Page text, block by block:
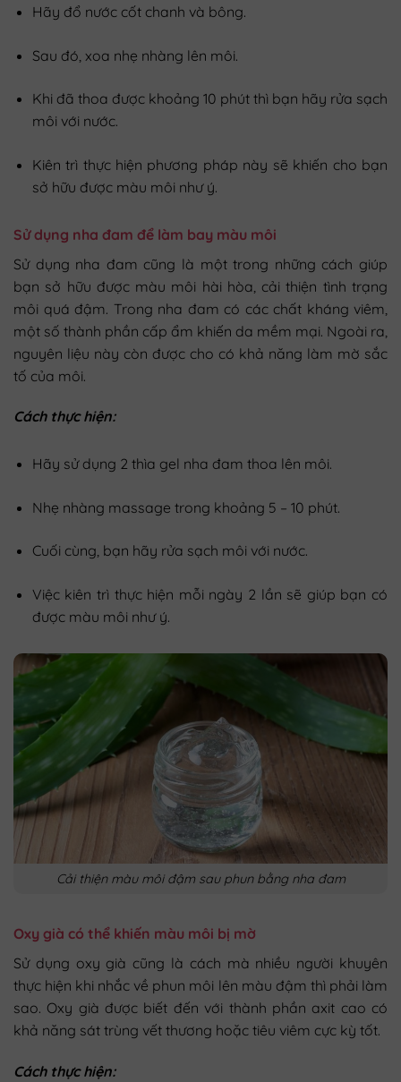
Hãy đổ nước cốt chanh và bông.
Sau đó, xoa nhẹ nhàng lên môi.
Khi đã thoa được khoảng 10 phút thì bạn hãy rửa sạch
môi với nước.
Kiên trì thực hiện phương pháp này sẽ khiến cho bạn
sở hữu được màu môi như ý.
Sử dụng nha đam để làm bay màu môi
Sử dụng nha đam cũng là một trong những cách giúp
bạn sở hữu được màu môi hài hòa, cải thiện tình trạng
môi quá đậm. Trong nha đam có các chất kháng viêm,
một số thành phần cấp ẩm khiến da mềm mại. Ngoài ra,
nguyên liệu này còn được cho có khả năng làm mờ sắc
tố của môi.
Cách thực hiện:
Hãy sử dụng 2 thìa gel nha đam thoa lên môi.
Nhẹ nhàng massage trong khoảng 5 – 10 phút.
Cuối cùng, bạn hãy rửa sạch môi với nước.
Việc kiên trì thực hiện mỗi ngày 2 lần sẽ giúp bạn có
được màu môi như ý.
Cải thiện màu môi đậm sau phun bằng nha đam
Oxy già có thể khiến màu môi bị mờ
Sử dụng oxy già cũng là cách mà nhiều người khuyên
thực hiện khi nhắc về phun môi lên màu đậm thì phải làm
sao. Oxy già được biết đến với thành phần axit cao có
khả năng sát trùng vết thương hoặc tiêu viêm cực kỳ tốt.
Cách thực hiện: